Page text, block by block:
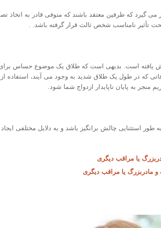
می گیرد که طرفین معتقد باشند که متوفی قادر به
تأثیر نامناسب شخص ثالث قرار گرفته باشد. .
افزایش یافته است. بدیهی است که طلاق یک موضوع
که در طول یک طلاق شدید به وجود می آیند،
منجر به پایان ناپایدار ازدواج شما شود.
طور استثنایی چالش برانگیز باشد و به دلایل مختلفی
یا مراقب دیگری
مادربزرگ یا مراقب دیگری